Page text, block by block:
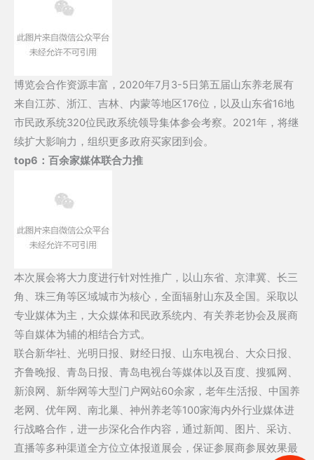
博览会合作资源丰富，2020年7月3-5日第五届山东养老展有
来自江苏、浙江、吉林、内蒙等地区176位，以及山东省16地
市民政系统320位民政系统领导集体参会考察。2021年，将继
续扩大影响力，组织更多政府买家团到会。
top6： 百余家媒体联合力推
本次展会将大力度进行针对性推广，以山东省、京津冀、长三
角、珠三角等区域城市为核心，全面辐射山东及全国。采取以
专业媒体为主，大众媒体和民政系统内、有关养老协会及展商
等自媒体为辅的相结合方式。
联合新华社、光明日报、财经日报、山东电视台、大众日报、
齐鲁晚报、青岛日报、青岛电视台等媒体以及百度、搜狐网、
新浪网、新华网等大型门户网站60余家，老年生活报、中国养
老网、优年网、南北巢、神州养老等100家海内外行业媒体进
行战略合作，进一步深化合作内容，通过新闻、图片、采访、
直播等多种渠道全方位立体报道展会，保证参展商参展效果最